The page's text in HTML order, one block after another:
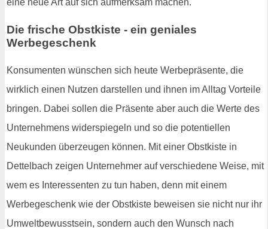
eine neue Art auf sich aufmerksam machen.
Die frische Obstkiste - ein geniales
Werbegeschenk
Konsumenten wünschen sich heute Werbepräsente, die
wirklich einen Nutzen darstellen und ihnen im Alltag Vorteile
bringen. Dabei sollen die Präsente aber auch die Werte des
Unternehmens widerspiegeln und so die potentiellen
Neukunden überzeugen können. Mit einer Obstkiste in
Dettelbach zeigen Unternehmer auf verschiedene Weise, mit
wem es Interessenten zu tun haben, denn mit einem
Werbegeschenk wie der Obstkiste beweisen sie nicht nur ihr
Umweltbewusstsein, sondern auch den Wunsch nach